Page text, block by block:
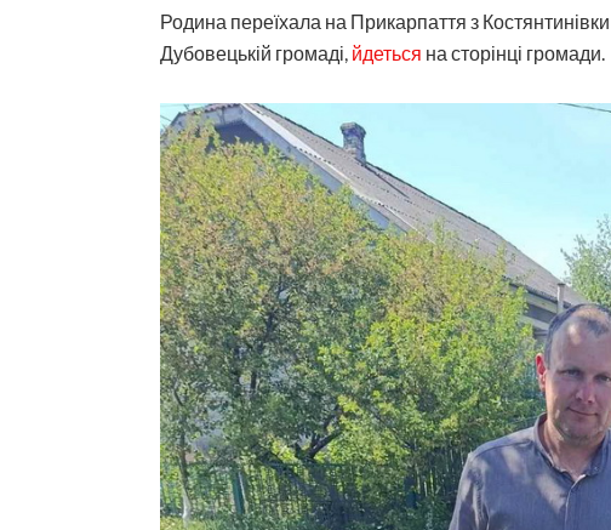
Родина переїхала на Прикарпаття з
Дубовецькій громаді, йдеться на сторінці громади.